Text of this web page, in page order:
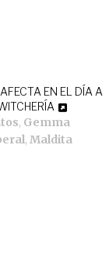
EN EL DÍA A
, Gemma
,Maldita